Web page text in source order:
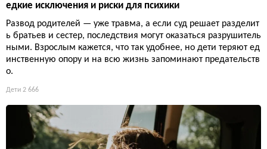
едкие исключения и риски для психики
Развод родителей — уже травма, а если суд решает разделит
ь братьев и сестер, последствия могут оказаться разрушитель
ными. Взрослым кажется, что так удобнее, но дети теряют ед
инственную опору и на всю жизнь запоминают предательств
о.
Дети 2 666